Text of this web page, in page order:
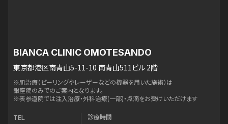
BIANCA CLINIC OMOTESANDO
東京都港区南青山5-11-10 南青山511ビル 2階
※肌治療（ピーリングやレーザーなどの機器を用いた施術）は
銀座院のみでのご案内となります。
※表参道院では注入治療・外科治療(一部)・点滴をお受けいただけます
TEL 診療時間